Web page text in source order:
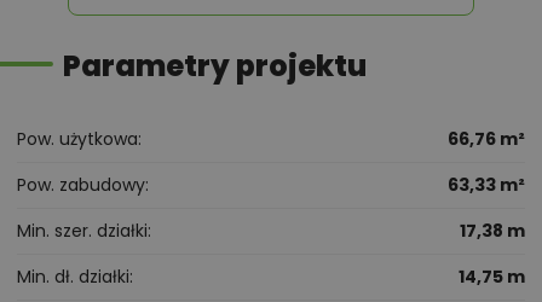
Parametry projektu
Pow. użytkowa
66,76 m²
Pow. zabudowy
63,33 m²
Min. szer. działki
17,38 m
Min. dł. działki
14,75 m